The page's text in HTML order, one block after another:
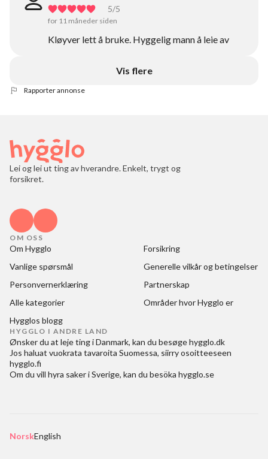
5/5
for 11 måneder siden
Kløyver lett å bruke. Hyggelig mann å leie av
Vis flere
Rapporter annonse
Lei og lei ut ting av hverandre. Enkelt, trygt og
forsikret.
OM OSS
Om Hygglo
Forsikring
Vanlige spørsmål
Generelle vilkår og betingelser
Personvernerklæring
Partnerskap
Alle kategorier
Områder hvor Hygglo er
Hygglos blogg
HYGGLO I ANDRE LAND
Ønsker du at leje ting i Danmark, kan du besøgehygglo.dk
Jos haluat vuokrata tavaroita Suomessa, siirry osoitteeseen
hygglo.fi
Om du vill hyra saker i Sverige, kan du besöka hygglo.se
NorskEnglish